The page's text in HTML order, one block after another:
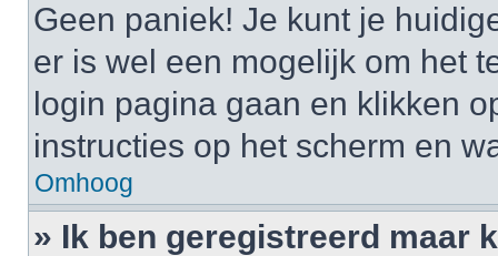
Geen paniek! Je kunt je
er is wel een mogelijk om het
login pagina gaan en klikken
instructies op het scherm en
Omhoog
» Ik ben geregistreerd maar